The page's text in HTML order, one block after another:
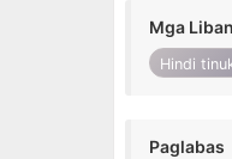
Mga
Hindi
Paglabas